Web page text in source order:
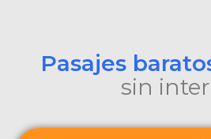
Pasajes
sin